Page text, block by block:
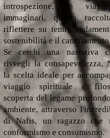
introspezione, in
immaginari, questa
riflettere su temi
sostenibilità e il
Se cerchi una narrativa
risvegli la consapevolezza,
la scelta ideale per
viaggio spirituale e
scoperta del legame
ambiente, attraverso
di Nafis, un ragazzo che
conformismo e consumismo.